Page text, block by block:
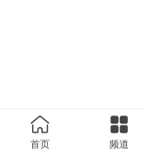
首页 频道